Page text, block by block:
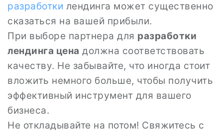
разработки лендинга может существенно
сказаться на вашей прибыли.
При выборе партнера для разработки
лендинга цена должна соответствовать
качеству. Не забывайте, что иногда стоит
вложить немного больше, чтобы получить
эффективный инструмент для вашего
бизнеса.
Не откладывайте на потом! Свяжитесь с